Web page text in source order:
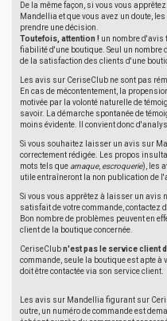
De la même façon, si vous vous
Mandellia et que vous avez un doute,
prendre une décision.
Toutefois, attention ! un nombre d'avis
fiabilité d'une boutique. Seul un
de la satisfaction des clients d'une
Les avis sur CeriseClub ne sont pas
En cas de mécontentement, la
motivée par la volonté naturelle de
savoir. La démarche spontanée de
moins évidente. Il convient donc
Si vous souhaitez laisser un avis sur
correctement rédigée. Les propos
mots tels que arnaque, escroquerie), les
utile entraîneront la non publication de
Si vous vous apprêtez à laisser un avis
satisfait de votre commande, contactez
Bon nombre de problèmes peuvent en
client de la boutique concernée.
CeriseClubn'est pas le service client
commande, seule la boutique est apte à
doit être contactée via son service client.
Les avis sur Mandellia figurant sur
outre, un numéro de commande est